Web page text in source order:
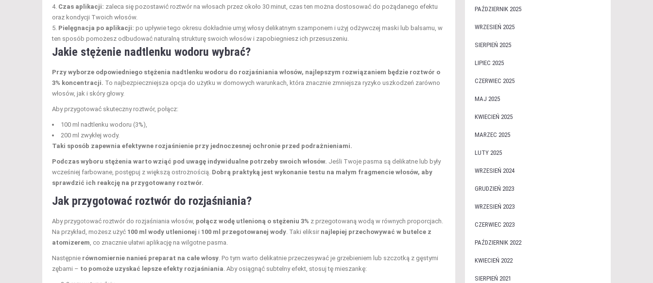
Czas aplikacji: zaleca się pozostawić roztwór na włosach przez około 30 minut, czas ten można dostosować do pożądanego efektu
oraz kondycji Twoich włosów.
Pielęgnacja po aplikacji: po upływie tego okresu dokładnie umyj włosy delikatnym szamponem i użyj odżywczej maski lub balsamu, w
ten sposób pomożesz odbudować naturalną strukturę swoich włosów i zapobiegniesz ich przesuszeniu.
Jakie stężenie nadtlenku wodoru wybrać?
Przy wyborze odpowiedniego stężenia nadtlenku wodoru do rozjaśniania włosów, najlepszym rozwiązaniem będzie roztwór o
3% koncentracji. To najbezpieczniejsza opcja do użytku w domowych warunkach, która znacznie zmniejsza ryzyko uszkodzeń zarówno
włosów, jak i skóry głowy.
Aby przygotować skuteczny roztwór, połącz:
100 ml nadtlenku wodoru (3%),
200 ml zwykłej wody.
Taki sposób zapewnia efektywne rozjaśnienie przy jednoczesnej ochronie przed podrażnieniami.
Podczas wyboru stężenia warto wziąć pod uwagę indywidualne potrzeby swoich włosów. Jeśli Twoje pasma są delikatne lub były
wcześniej farbowane, postępuj z większą ostrożnością. Dobrą praktyką jest wykonanie testu na małym fragmencie włosów, aby
sprawdzić ich reakcję na przygotowany roztwór.
Jak przygotować roztwór do rozjaśniania?
Aby przygotować roztwór do rozjaśniania włosów, połącz wodę utlenioną o stężeniu 3% z przegotowaną wodą w równych proporcjach.
Na przykład, możesz użyć 100 ml wody utlenionej i 100 ml przegotowanej wody . Taki eliksir najlepiej przechowywać w butelce z
atomizerem , co znacznie ułatwi aplikację na wilgotne pasma.
Następnie równomiernie nanieś preparat na całe włosy . Po tym warto delikatnie przeczesywać je grzebieniem lub szczotką z gęstymi
zębami – to pomoże uzyskać lepsze efekty rozjaśniania . Aby osiągnąć subtelny efekt, stosuj tę mieszankę:
PAŹDZIERNIK 2025
WRZESIEŃ 2025
SIERPIEŃ 2025
LIPIEC 2025
CZERWIEC 2025
MAJ 2025
KWIECIEŃ 2025
MARZEC 2025
LUTY 2025
WRZESIEŃ 2024
GRUDZIEŃ 2023
WRZESIEŃ 2023
CZERWIEC 2023
PAŹDZIERNIK 2022
KWIECIEŃ 2022
SIERPIEŃ 2021